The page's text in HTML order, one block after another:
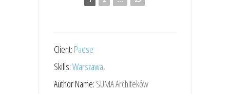
Client: Paese
Skills:Warszawa,
Author Name: SUMA Architeków